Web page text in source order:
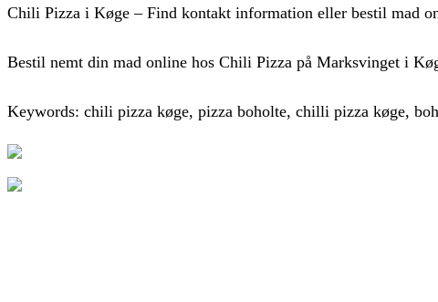
Chili Pizza i Køge – Find kontakt information eller bestil mad
Bestil nemt din mad online hos Chili Pizza på Marksvinget i
Keywords: chili pizza køge, pizza boholte, chilli pizza køge,